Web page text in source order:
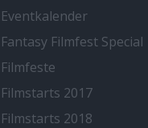
Eventkalender
Fantasy Filmfest Special
Filmfeste
Filmstarts 2017
Filmstarts 2018